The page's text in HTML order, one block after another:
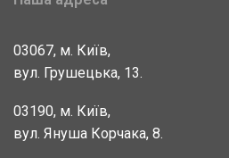
03067, м. Київ,
вул. Грушецька, 13.
03190, м. Київ,
вул. Януша Корчака, 8.